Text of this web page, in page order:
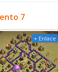
7
+ Enlace